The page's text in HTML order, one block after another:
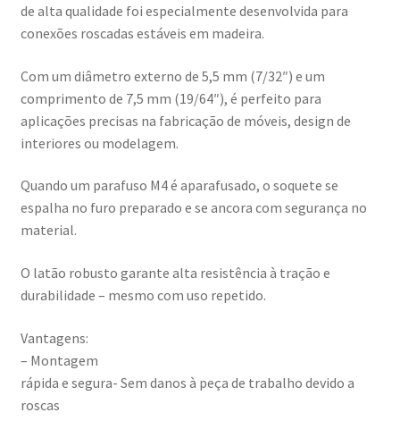
de alta qualidade foi especialmente desenvolvida para
conexões roscadas estáveis em madeira.
Com um diâmetro externo de 5,5 mm (7/32″) e um
comprimento de 7,5 mm (19/64″), é perfeito para
aplicações precisas na fabricação de móveis, design de
interiores ou modelagem.
Quando um parafuso M4 é aparafusado, o soquete se
espalha no furo preparado e se ancora com segurança no
material.
O latão robusto garante alta resistência à tração e
durabilidade – mesmo com uso repetido.
Vantagens:
– Montagem
rápida e segura- Sem danos à peça de trabalho devido a
roscas